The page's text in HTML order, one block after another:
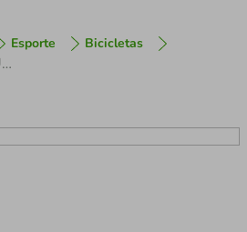
Esporte Bicicletas
Gancheira de Quadro UDH Universal Canyon / Trek / Santa Cruz / Specialized / Oggi G374 Preto Thru-Axle 1,0mm